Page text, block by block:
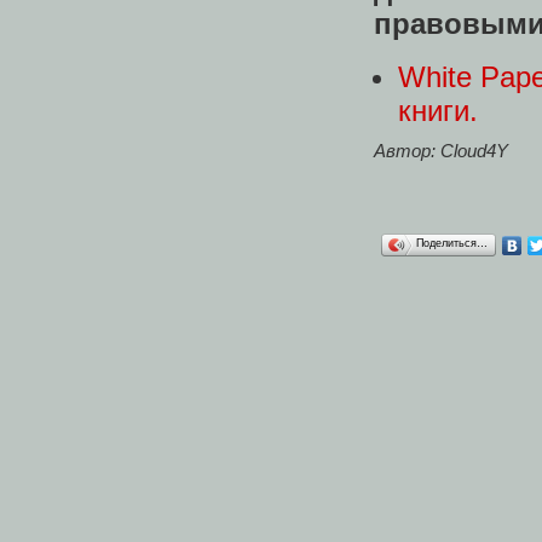
White
книги.
Автор: Cloud4Y
Поделиться…